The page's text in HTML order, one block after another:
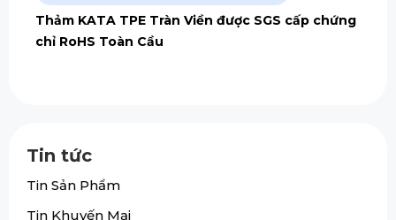
Thảm KATA TPE Tràn Viền được SGS cấp chứng
chỉ RoHS Toàn Cầu
Tin tức
Tin Sản Phẩm
Tin Khuyến Mại